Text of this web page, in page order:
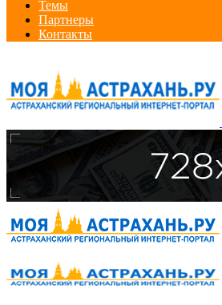
Темы
Партнеры
Контакты